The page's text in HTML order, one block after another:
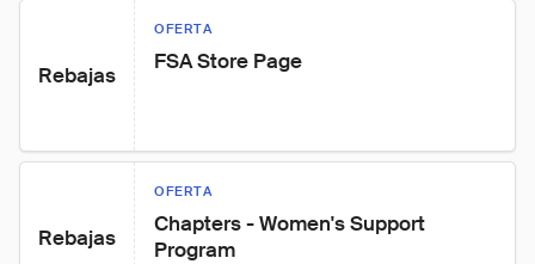
Rebajas
OFERTA
FSA Store Page
Rebajas
OFERTA
Chapters - Women's Support
Program